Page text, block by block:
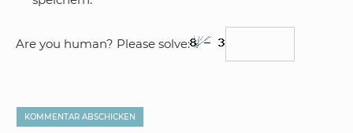
Are you human? Please solve: